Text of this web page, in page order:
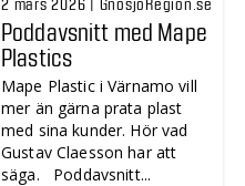
Poddavsnitt med Mape
Plastics
Mape Plastic i Värnamo vill
mer än gärna prata plast
med sina kunder. Hör vad
Gustav Claesson har att
säga. Poddavsnitt...